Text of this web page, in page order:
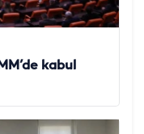
kabul